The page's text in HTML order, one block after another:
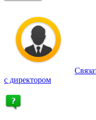
с директором